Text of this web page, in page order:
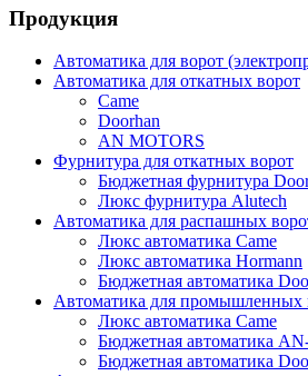
Продукция
Автоматика для ворот
Автоматика для откатных ворот
Came
Doorhan
AN MOTORS
Фурнитура для откатных ворот
Бюджетная фурнитура
Люкс фурнитура Alutech
Автоматика для распашных
Люкс автоматика Came
Люкс автоматика Hormann
Бюджетная автоматика
Автоматика для промышленных
Люкс автоматика Came
Бюджетная автоматика
Бюджетная автоматика